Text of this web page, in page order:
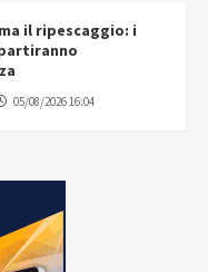
il ripescaggio: i
05/08/2026 16:04